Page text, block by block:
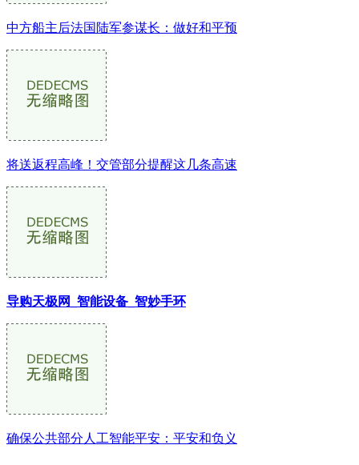
中方船主后法国陆军参谋长：做好和平预
将送返程高峰！交管部分提醒这几条高速
导购天极网_智能设备_智妙手环
确保公共部分人工智能平安：平安和负义